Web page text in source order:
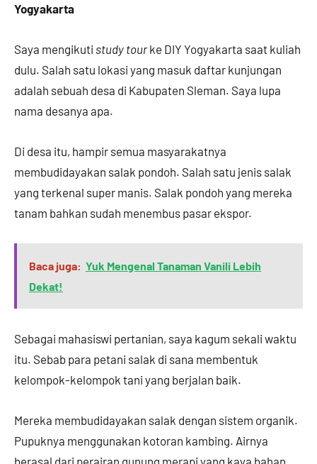
Yogyakarta
Saya mengikuti study tourke DIY Yogyakarta saat kuliah
dulu. Salah satu lokasi yang masuk daftar kunjungan
adalah sebuah desa di Kabupaten Sleman. Saya lupa
nama desanya apa.
Di desa itu, hampir semua masyarakatnya
membudidayakan salak pondoh. Salah satu jenis salak
yang terkenal super manis. Salak pondoh yang mereka
tanam bahkan sudah menembus pasar ekspor.
Baca juga: Yuk Mengenal Tanaman Vanili Lebih
Dekat!
Sebagai mahasiswi pertanian, saya kagum sekali waktu
itu. Sebab para petani salak di sana membentuk
kelompok-kelompok tani yang berjalan baik.
Mereka membudidayakan salak dengan sistem organik.
Pupuknya menggunakan kotoran kambing. Airnya
berasal dari perairan gunung merapi yang kaya bahan